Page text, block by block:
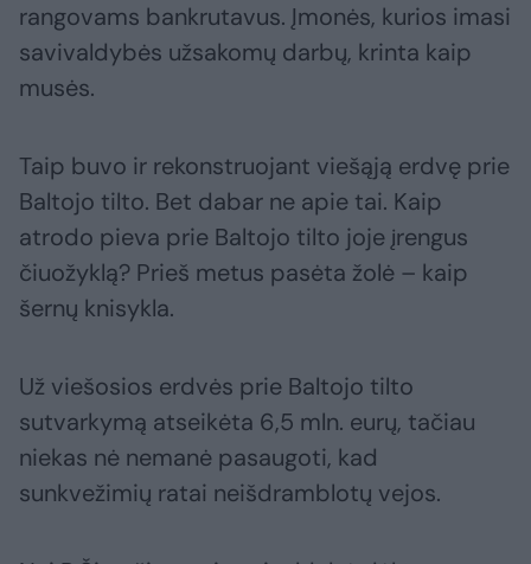
rangovams bankrutavus. Įmonės, kurios imasi
savivaldybės užsakomų darbų, krinta kaip
musės.
Taip buvo ir rekonstruojant viešąją erdvę prie
Baltojo tilto. Bet dabar ne apie tai. Kaip
atrodo pieva prie Baltojo tilto joje įrengus
čiuožyklą? Prieš metus pasėta žolė – kaip
šernų knisykla.
Už viešosios erdvės prie Baltojo tilto
sutvarkymą atseikėta 6,5 mln. eurų, tačiau
niekas nė nemanė pasaugoti, kad
sunkvežimių ratai neišdramblotų vejos.